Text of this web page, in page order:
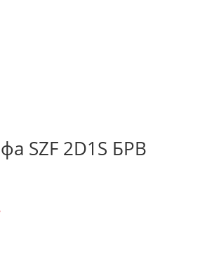
SZF 2D1S БРВ